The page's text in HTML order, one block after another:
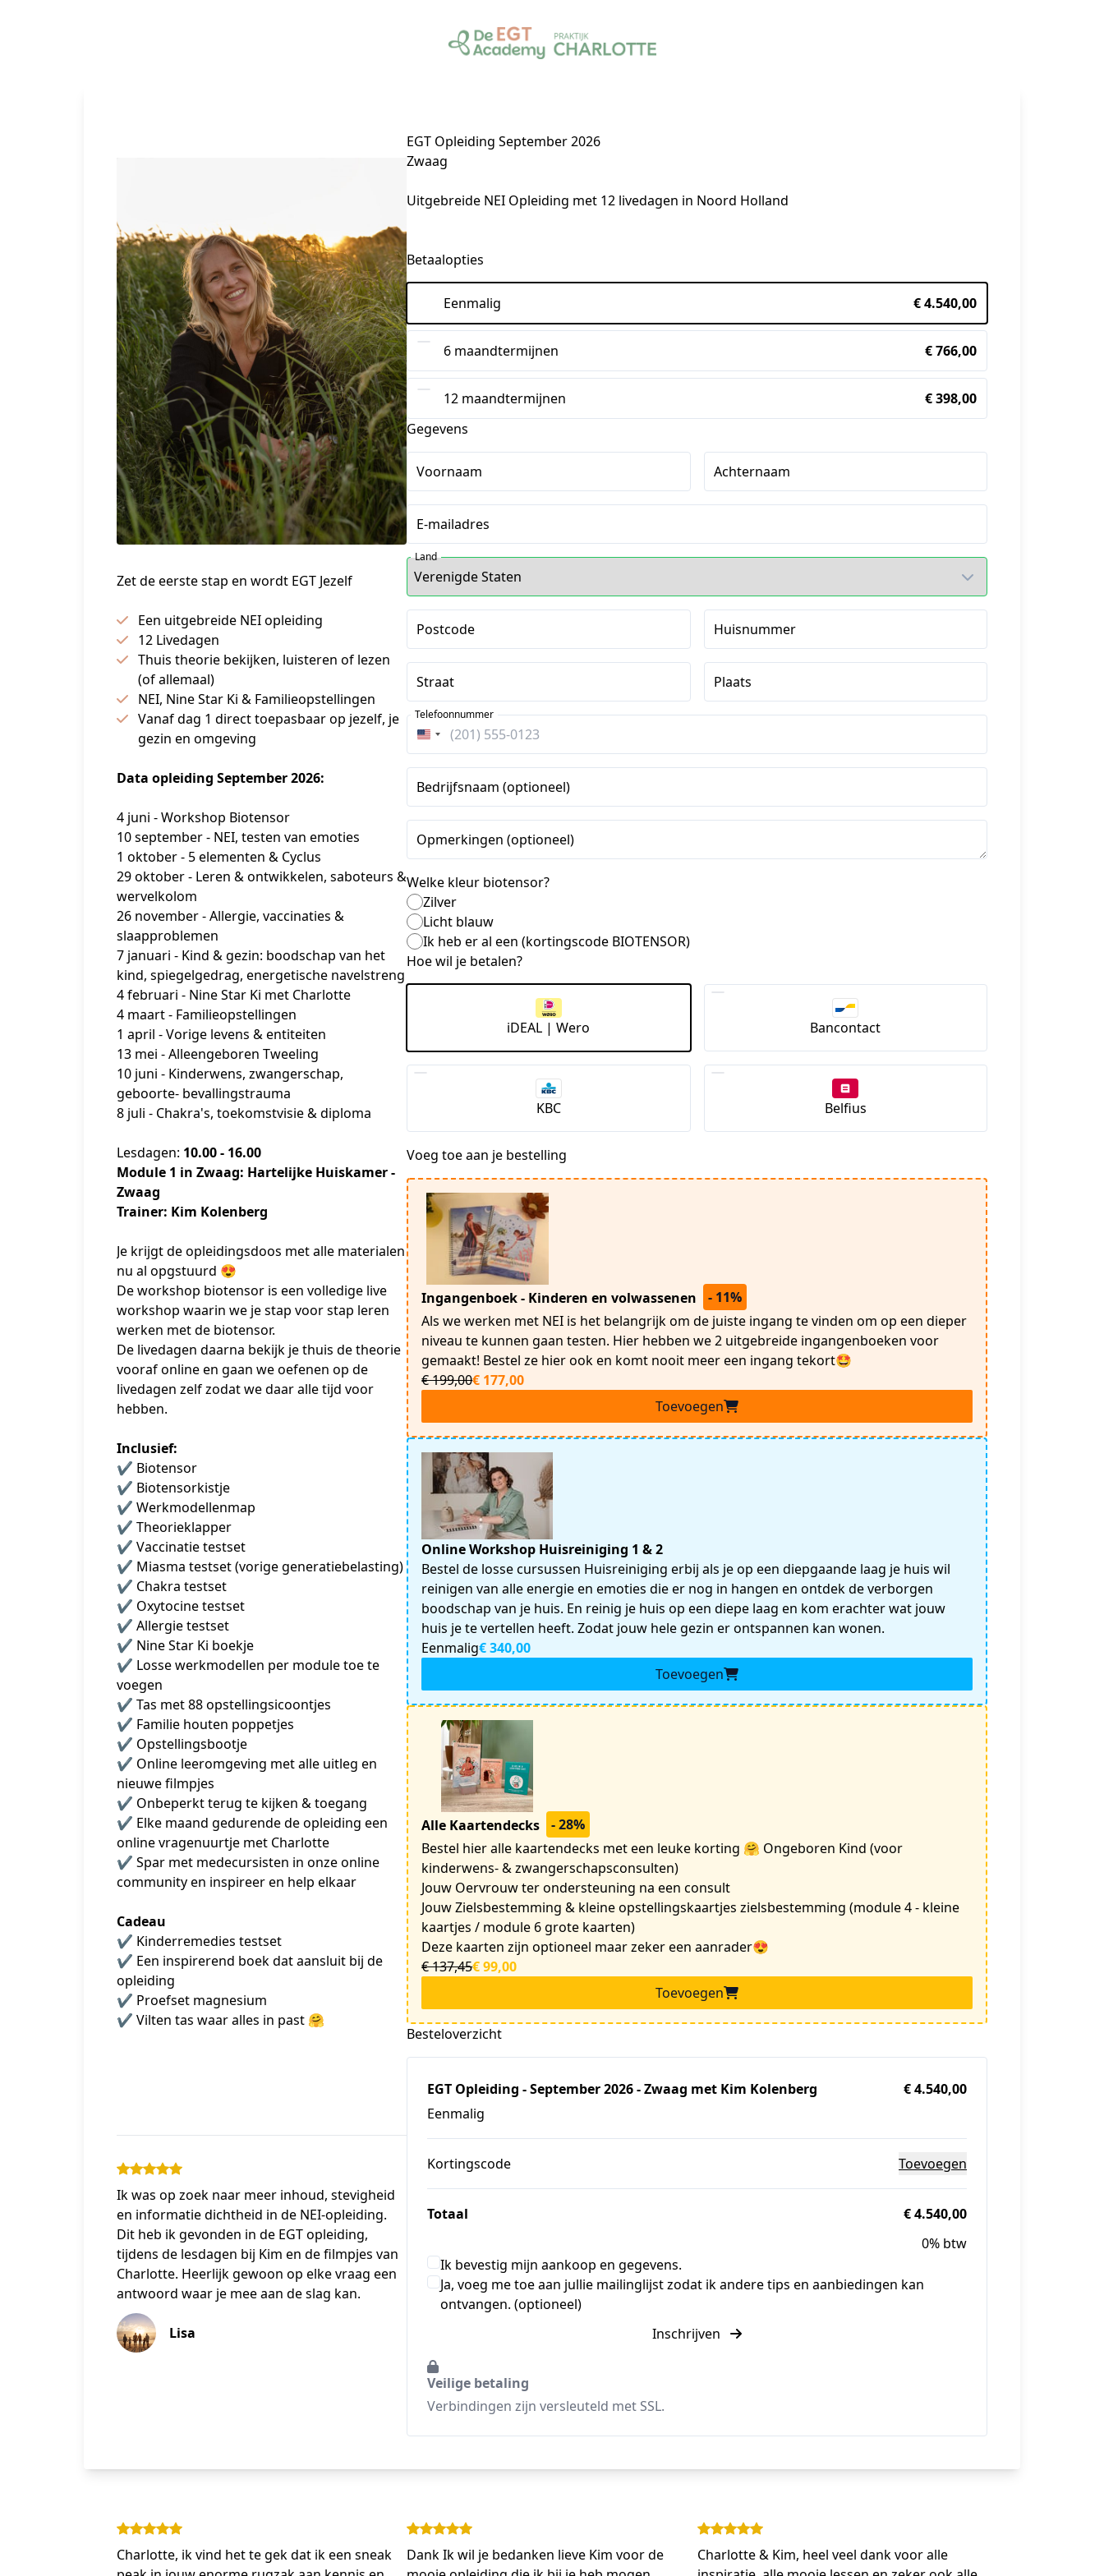
Zet de eerste stap en wordt EGT Jezelf
Een uitgebreide NEI opleiding
12 Livedagen
Thuis theorie bekijken, luisteren of lezen
(of allemaal)
NEI, Nine Star Ki & Familieopstellingen
Vanaf dag 1 direct toepasbaar op jezelf, je
gezin en omgeving
Data opleiding September 2026:
4 juni - Workshop Biotensor
10 september - NEI, testen van emoties
1 oktober - 5 elementen & Cyclus
29 oktober - Leren & ontwikkelen, saboteurs &
wervelkolom
26 november - Allergie, vaccinaties &
slaapproblemen
7 januari - Kind & gezin: boodschap van het
kind, spiegelgedrag, energetische navelstreng
4 februari - Nine Star Ki met Charlotte
4 maart - Familieopstellingen
1 april - Vorige levens & entiteiten
13 mei - Alleengeboren Tweeling
10 juni - Kinderwens, zwangerschap,
geboorte- bevallingstrauma
8 juli - Chakra's, toekomstvisie & diploma
Lesdagen: 10.00 - 16.00
Module 1 in Zwaag: Hartelijke Huiskamer -
Zwaag
Trainer: Kim Kolenberg
Je krijgt de opleidingsdoos met alle materialen
nu al opgstuurd 😍
De workshop biotensor is een volledige live
workshop waarin we je stap voor stap leren
werken met de biotensor.
De livedagen daarna bekijk je thuis de theorie
vooraf online en gaan we oefenen op de
livedagen zelf zodat we daar alle tijd voor
hebben.
Inclusief:
✔️ Biotensor
✔️ Biotensorkistje
✔️ Werkmodellenmap
✔️ Theorieklapper
✔️ Vaccinatie testset
✔️ Miasma testset (vorige generatiebelasting)
✔️ Chakra testset
✔️ Oxytocine testset
✔️ Allergie testset
✔️ Nine Star Ki boekje
✔️ Losse werkmodellen per module toe te
voegen
✔️ Tas met 88 opstellingsicoontjes
✔️ Familie houten poppetjes
✔️ Opstellingsbootje
✔️ Online leeromgeving met alle uitleg en
nieuwe filmpjes
✔️ Onbeperkt terug te kijken & toegang
✔️ Elke maand gedurende de opleiding een
online vragenuurtje met Charlotte
✔️ Spar met medecursisten in onze online
community en inspireer en help elkaar
Cadeau
✔️ Kinderremedies testset
✔️ Een inspirerend boek dat aansluit bij de
opleiding
✔️ Proefset magnesium
✔️ Vilten tas waar alles in past 🤗
Ik was op zoek naar meer inhoud, stevigheid
en informatie dichtheid in de NEI-opleiding.
Dit heb ik gevonden in de EGT opleiding,
tijdens de lesdagen bij Kim en de filmpjes van
Charlotte. Heerlijk gewoon op elke vraag een
antwoord waar je mee aan de slag kan.
Lisa
EGT Opleiding September 2026
Zwaag
Uitgebreide NEI Opleiding met 12 livedagen in Noord Holland
Betaalopties
Eenmalig € 4.540,00
6 maandtermijnen € 766,00
12 maandtermijnen
€ 398,00
Gegevens
Voornaam Achternaam
E-mailadres
Land
Postcode Huisnummer
Straat Plaats
Verenigde
Staten
+1
Telefoonnummer
Bedrijfsnaam (optioneel)
Opmerkingen (optioneel)
Welke kleur biotensor?
Zilver
Licht blauw
Ik heb er al een (kortingscode BIOTENSOR)
Hoe wil je betalen?
iDEAL | Wero Bancontact
KBC Belfius
Voeg toe aan je bestelling
Ingangenboek - Kinderen en volwassenen
- 11%
Als we werken met NEI is het belangrijk om de juiste ingang te vinden om op een dieper
niveau te kunnen gaan testen. Hier hebben we 2 uitgebreide ingangenboeken voor
gemaakt! Bestel ze hier ook en komt nooit meer een ingang tekort🤩
€ 199,00€ 177,00
Toevoegen
Online Workshop Huisreiniging 1 & 2
Bestel de losse cursussen Huisreiniging erbij als je op een diepgaande laag je huis wil
reinigen van alle energie en emoties die er nog in hangen en ontdek de verborgen
boodschap van je huis. En reinig je huis op een diepe laag en kom erachter wat jouw
huis je te vertellen heeft. Zodat jouw hele gezin er ontspannen kan wonen.
Eenmalig€ 340,00
Toevoegen
Alle Kaartendecks
- 28%
Bestel hier alle kaartendecks met een leuke korting 🤗 Ongeboren Kind (voor
kinderwens- & zwangerschapsconsulten)
Jouw Oervrouw ter ondersteuning na een consult
Jouw Zielsbestemming & kleine opstellingskaartjes zielsbestemming (module 4 - kleine
kaartjes / module 6 grote kaarten)
Deze kaarten zijn optioneel maar zeker een aanrader😍
€ 137,45€ 99,00
Toevoegen
Besteloverzicht
EGT Opleiding - September 2026 - Zwaag met Kim Kolenberg
Eenmalig
€ 4.540,00
Kortingscode Toevoegen
Totaal
€ 4.540,00
0% btw
Ik bevestig mijn aankoop en gegevens.
Ja, voeg me toe aan jullie mailinglijst zodat ik andere tips en aanbiedingen kan
ontvangen. (optioneel)
Inschrijven
Veilige betaling
Verbindingen zijn versleuteld met SSL.
Charlotte, ik vind het te gek dat ik een sneak
Dank Ik wil je bedanken lieve Kim voor de
Charlotte & Kim, heel veel dank voor alle